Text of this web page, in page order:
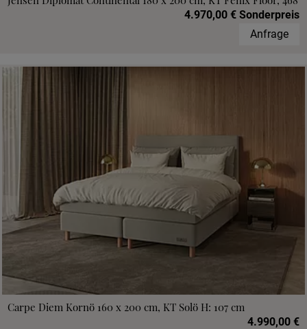
4.970,00 € Sonderpreis
Anfrage
Carpe Diem Kornö 160 x 200 cm, KT Solö H: 107 cm
4.990,00 €